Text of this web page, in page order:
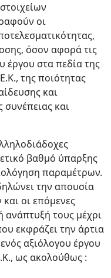
οι
όσον αφορά τις
έργου στα πεδία της
της ποιότητας
και
συνέπειας και
βαθμό ύπαρξης
παραμέτρων.
την απουσία
οι επόμενες
ανάπτυξή τους μέχρι
εκφράζει την άρτια
αξιόλογου έργου
ως ακολούθως :